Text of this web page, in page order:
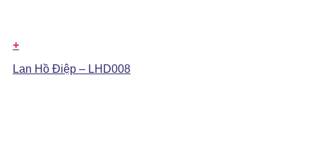
+
Lan Hồ Điệp – LHD008